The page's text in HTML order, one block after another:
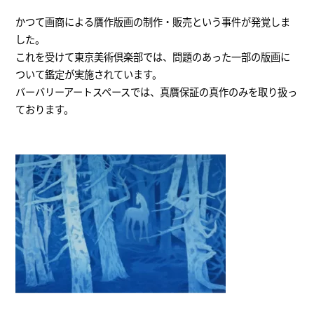
かつて画商による贋作版画の制作・販売という事件が発覚しま
した。
これを受けて東京美術倶楽部では、問題のあった一部の版画に
ついて鑑定が実施されています。
バーバリーアートスペースでは、真贋保証の真作のみを取り扱っ
ております。